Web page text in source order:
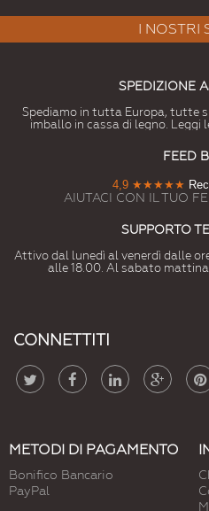
I NOSTRI
SPEDIZIONE
Spediamo in tutta Europa, tutte
imballo in cassa di legno. Leggi
FEED
4,9 ★★★★★
AIUTACI CON IL TUO
SUPPORTO
Attivo dal lunedì al venerdì dalle
alle 18.00. Al sabato
CONNETTITI
METODI DI PAGAMENTO
Bonifico Bancario
PayPal